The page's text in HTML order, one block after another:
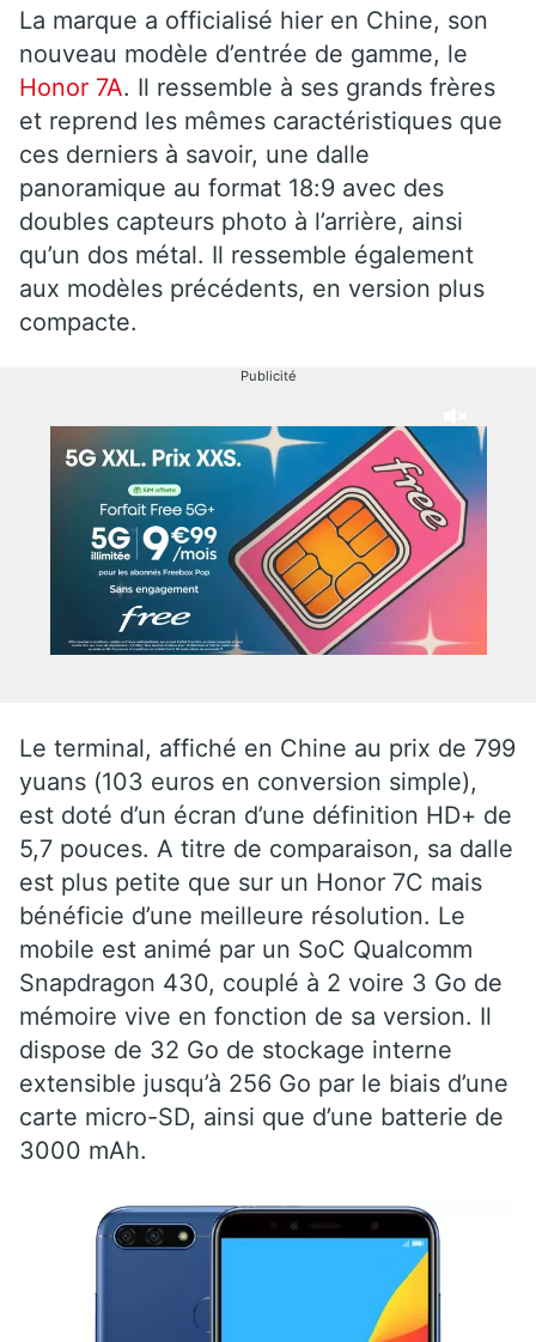
La marque a officialisé hier en Chine, son
nouveau modèle d’entrée de gamme, le
Honor 7A. Il ressemble à ses grands frères
et reprend les mêmes caractéristiques que
ces derniers à savoir, une dalle
panoramique au format 18:9 avec des
doubles capteurs photo à l’arrière, ainsi
qu’un dos métal. Il ressemble également
aux modèles précédents, en version plus
compacte.
Publicité
Le terminal, affiché en Chine au prix de 799
yuans (103 euros en conversion simple),
est doté d’un écran d’une définition HD+ de
5,7 pouces. A titre de comparaison, sa dalle
est plus petite que sur un Honor 7C mais
bénéficie d’une meilleure résolution. Le
mobile est animé par un SoC Qualcomm
Snapdragon 430, couplé à 2 voire 3 Go de
mémoire vive en fonction de sa version. Il
dispose de 32 Go de stockage interne
extensible jusqu’à 256 Go par le biais d’une
carte micro-SD, ainsi que d’une batterie de
3000 mAh.